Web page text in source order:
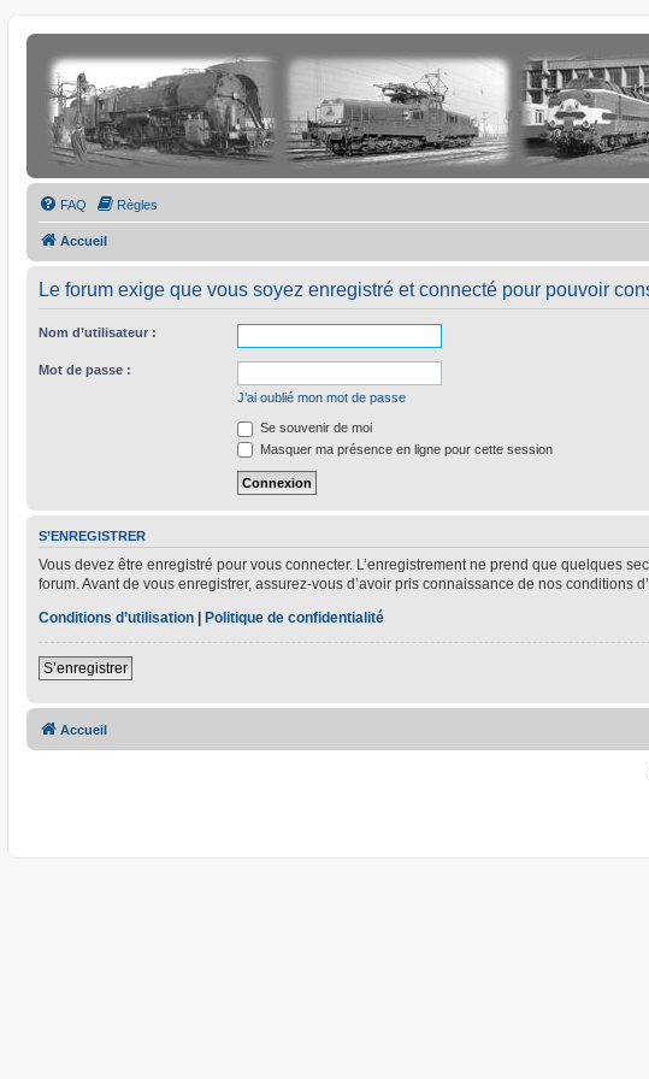
FAQ Règles
Accueil
Le forum exige que vous soyez enregistré et connecté pour pouvoir
Nom d’utilisateur :
Mot de passe :
J’ai oublié mon mot de passe
Se souvenir de moi
Masquer ma présence en ligne pour cette session
S’ENREGISTRER
Vous devez être enregistré pour vous connecter. L’enregistrement ne prend que quelques
forum. Avant de vous enregistrer, assurez-vous d’avoir pris connaissance de nos
Conditions d’utilisation | Politique de confidentialité
S’enregistrer
Accueil